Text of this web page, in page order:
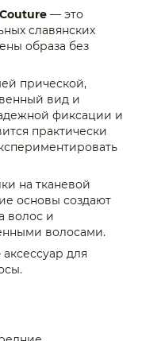
— это
славянских
образа без
прической,
вид и
фиксации и
практически
на тканевой
основы создают
волос и
волосами.
аксессуар для